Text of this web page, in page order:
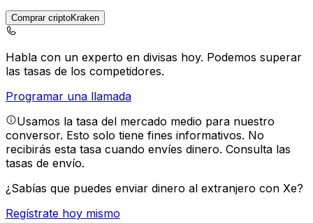
Comprar criptoKraken
Habla con un experto en divisas hoy. Podemos superar
las tasas de los competidores.
Programar una llamada
Usamos la tasa del mercado medio para nuestro
conversor. Esto solo tiene fines informativos. No
recibirás esta tasa cuando envíes dinero. Consulta las
tasas de envío.
¿Sabías que puedes enviar dinero al extranjero con Xe?
Regístrate hoy mismo